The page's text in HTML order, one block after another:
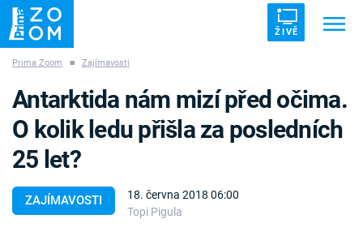
ŽIVĚ
ZÁHADY VETŘELCI DÁVNOVĚKU
Témata
Prima Zoom ■ Zajímavosti
ZAJÍMAVOSTI
18. června 2018 06:00
Topi Pigula
Antarktida nám mizí před očima.
O kolik ledu přišla za posledních
25 let?